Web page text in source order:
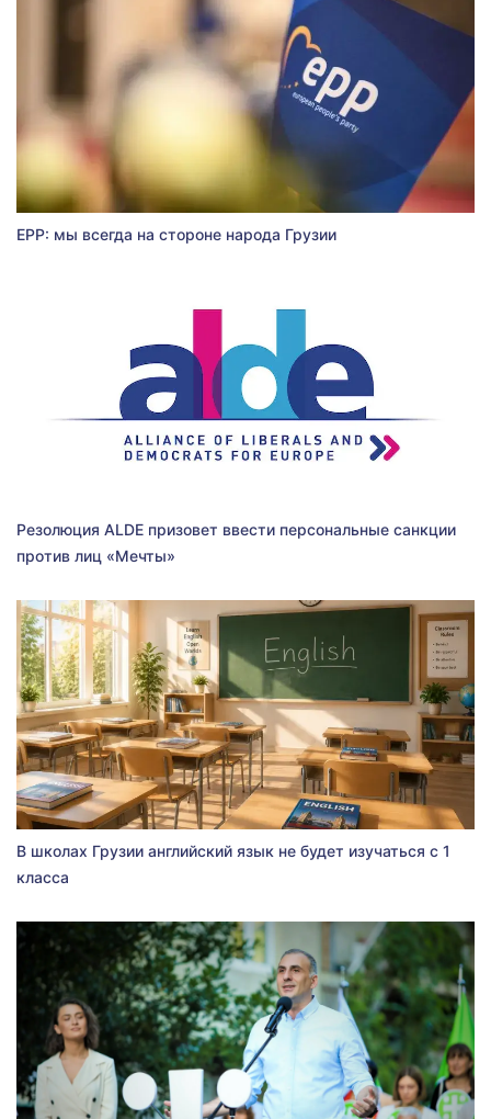
EPP: мы всегда на стороне народа Грузии
Резолюция ALDE призовет ввести персональные санкции
против лиц «Мечты»
В школах Грузии английский язык не будет изучаться с 1
класса